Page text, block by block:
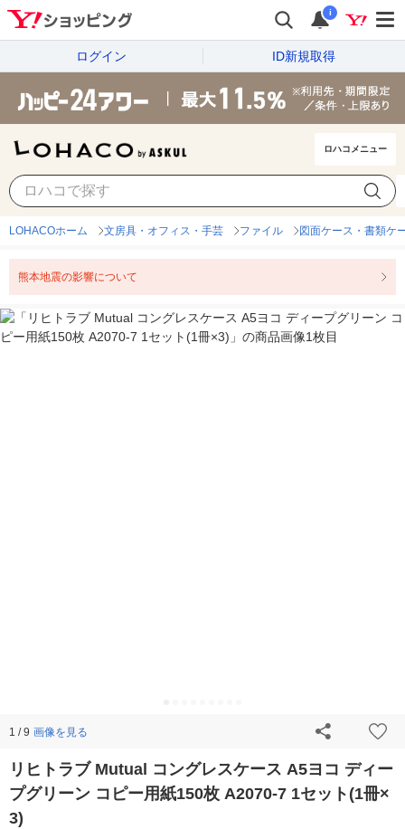
i
ログイン ID新規取得
ロハコメニュー
LOHACOホーム 文房具・オフィス・手芸 ファイル 図面ケース・書類ケ
熊本地震の影響について
1 / 9 画像を見る
リヒトラブ Mutual コングレスケース A5ヨコ ディー
プグリーン コピー用紙150枚 A2070-7 1セット(1冊×
3)